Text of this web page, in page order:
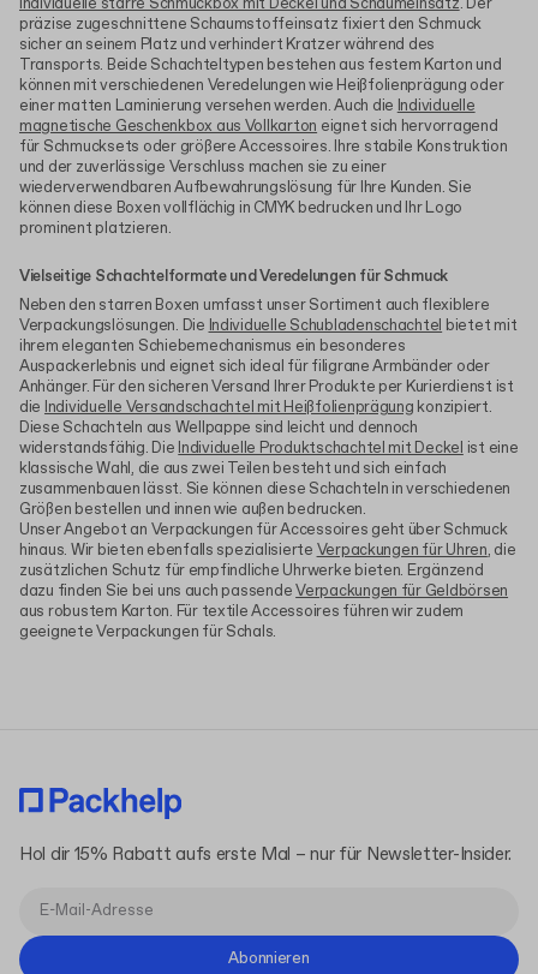
präzise zugeschnittene Schaumstoffeinsatz fixiert den Schmuck
sicher an seinem Platz und verhindert Kratzer während des
Transports. Beide Schachteltypen bestehen aus festem Karton und
können mit verschiedenen Veredelungen wie Heißfolienprägung oder
einer matten Laminierung versehen werden. Auch die Individuelle
magnetische Geschenkbox aus Vollkarton eignet sich hervorragend
für Schmucksets oder größere Accessoires. Ihre stabile Konstruktion
und der zuverlässige Verschluss machen sie zu einer
wiederverwendbaren Aufbewahrungslösung für Ihre Kunden. Sie
können diese Boxen vollflächig in CMYK bedrucken und Ihr Logo
prominent platzieren.
Vielseitige Schachtelformate und Veredelungen für Schmuck
Neben den starren Boxen umfasst unser Sortiment auch flexiblere
Verpackungslösungen. Die Individuelle Schubladenschachtel bietet mit
ihrem eleganten Schiebemechanismus ein besonderes
Auspackerlebnis und eignet sich ideal für filigrane Armbänder oder
Anhänger. Für den sicheren Versand Ihrer Produkte per Kurierdienst ist
die Individuelle Versandschachtel mit Heißfolienprägung konzipiert.
Diese Schachteln aus Wellpappe sind leicht und dennoch
widerstandsfähig. Die Individuelle Produktschachtel mit Deckel ist eine
klassische Wahl, die aus zwei Teilen besteht und sich einfach
zusammenbauen lässt. Sie können diese Schachteln in verschiedenen
Größen bestellen und innen wie außen bedrucken.
Unser Angebot an Verpackungen für Accessoires geht über Schmuck
hinaus. Wir bieten ebenfalls spezialisierte Verpackungen für Uhren, die
zusätzlichen Schutz für empfindliche Uhrwerke bieten. Ergänzend
dazu finden Sie bei uns auch passendeVerpackungen für Geldbörsen
aus robustem Karton. Für textile Accessoires führen wir zudem
geeignete Verpackungen für Schals.
Hol dir 15% Rabatt aufs erste Mal – nur für Newsletter-Insider.
Abonnieren